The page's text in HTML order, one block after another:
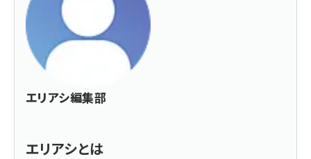
エリアシ編集部
エリアシとは